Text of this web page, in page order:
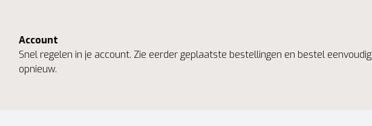
Account
Snel regelen in je account. Zie eerder geplaatste bestellingen en bestel eenvoudig
opnieuw.